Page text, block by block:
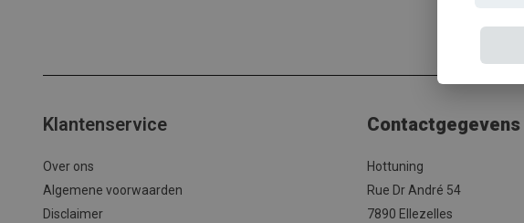
Klantenservice
Over ons
Algemene voorwaarden
Disclaimer
Contactgegevens
Hottuning
Rue Dr André 54
7890 Ellezelles